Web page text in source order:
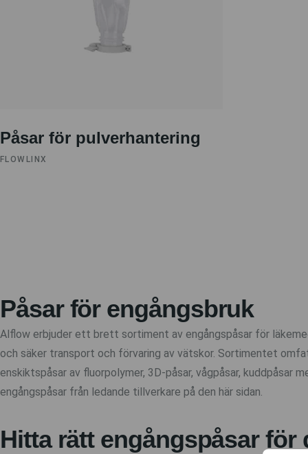
Påsar för pulverhantering
FLOWLINX
Påsar för engångsbruk
Alflow erbjuder ett brett sortiment av engångspåsar för
och säker transport och förvaring av vätskor. Sortimentet
enskiktspåsar av fluorpolymer, 3D-påsar, vågpåsar, kuddpåsar
engångspåsar från ledande tillverkare på den här sidan.
Hitta rätt engångspåsar för